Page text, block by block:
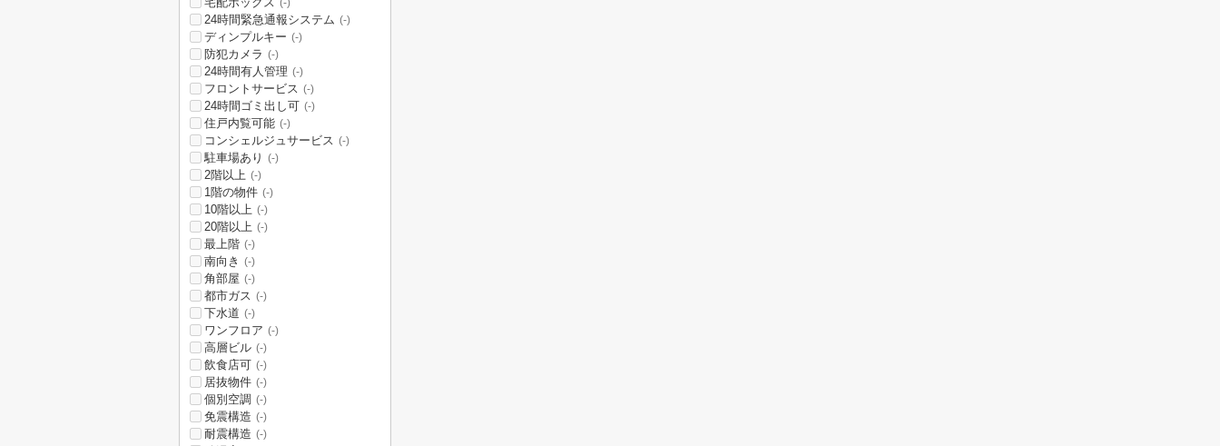
(-)
24時間緊急通報システム (-)
ディンプルキー (-)
防犯カメラ (-)
24時間有人管理 (-)
フロントサービス (-)
24時間ゴミ出し可 (-)
住戸内覧可能 (-)
コンシェルジュサービス (-)
駐車場あり (-)
2階以上 (-)
1階の物件 (-)
10階以上 (-)
20階以上 (-)
最上階 (-)
南向き (-)
角部屋 (-)
都市ガス (-)
下水道 (-)
ワンフロア (-)
高層ビル (-)
飲食店可 (-)
居抜物件 (-)
個別空調 (-)
免震構造 (-)
耐震構造 (-)